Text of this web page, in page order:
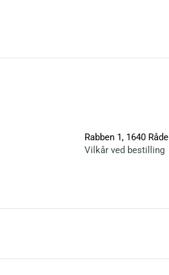
Rabben 1, 1640 Råde
Vilkår ved bestilling